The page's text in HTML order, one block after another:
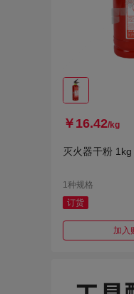
￥16.42/kg
灭火器干粉 1kg
1种规格
订货
加入